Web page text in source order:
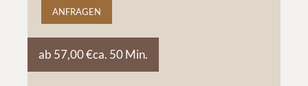
ANFRAGEN
ab 57,00 €ca. 50 Min.